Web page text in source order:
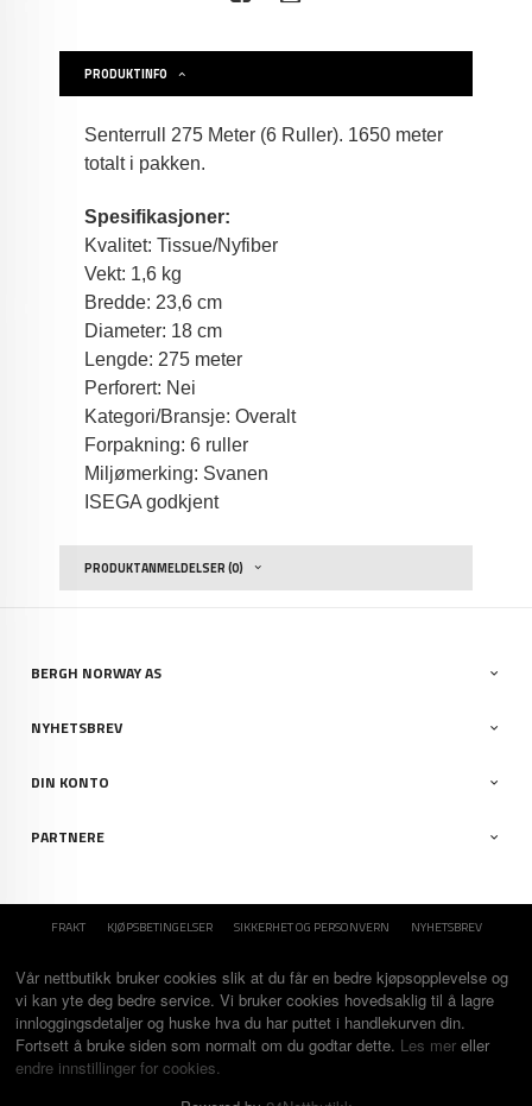
PRODUKTINFO
Senterrull 275 Meter (6 Ruller). 1650 meter
totalt i pakken.
Spesifikasjoner:
Kvalitet: Tissue/Nyfiber
Vekt: 1,6 kg
Bredde: 23,6 cm
Diameter: 18 cm
Lengde: 275 meter
Perforert: Nei
Kategori/Bransje: Overalt
Forpakning: 6 ruller
Miljømerking: Svanen
ISEGA godkjent
PRODUKTANMELDELSER (0)
BERGH NORWAY AS
NYHETSBREV
DIN KONTO
PARTNERE
FRAKT KJØPSBETINGELSER SIKKERHET OG PERSONVERN NYHETSBREV
Vår nettbutikk bruker cookies slik at du får en bedre kjøpsopplevelse og
vi kan yte deg bedre service. Vi bruker cookies hovedsaklig til å lagre
innloggingsdetaljer og huske hva du har puttet i handlekurven din.
Fortsett å bruke siden som normalt om du godtar dette. Les mer eller
endre innstillinger for cookies.